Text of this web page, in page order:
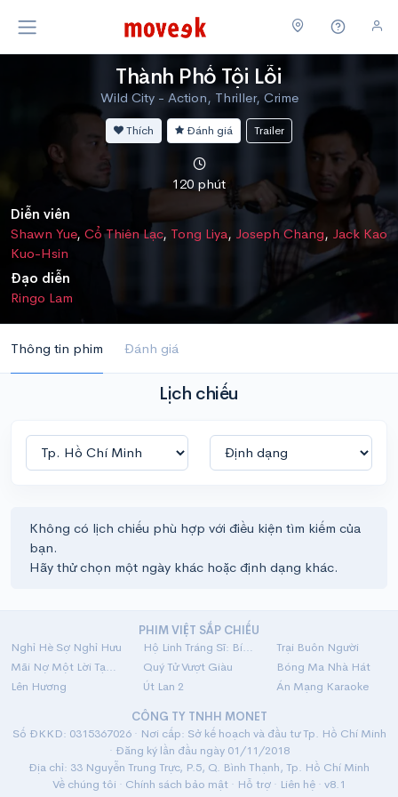
Thành Phố Tội Lỗi
Wild City - Action, Thriller, Crime
Thích Đánh giá Trailer
120 phút
Diễn viên
Shawn Yue, Cổ Thiên Lạc, Tong Liya, Joseph Chang, Jack Kao
Kuo-Hsin
Đạo diễn
Ringo Lam
Thông tin phim Đánh giá
Lịch chiếu
Không có lịch chiếu phù hợp với điều kiện tìm kiếm của
bạn.
Hãy thử chọn một ngày khác hoặc định dạng khác.
PHIM VIỆT SẮP CHIẾU
Nghỉ Hè Sợ Nghỉ Hưu
Hộ Linh Tráng Sĩ: Bí Ẩn Mộ Vua Đinh
Trại Buôn Người
Mãi Nợ Một Lời Tạm Biệt
Quý Tử Vượt Giàu
Bóng Ma Nhà Hát
Lên Hương
Út Lan 2
Án Mạng Karaoke
CÔNG TY TNHH MONET
Số ĐKKD: 0315367026 · Nơi cấp: Sở kế hoạch và đầu tư Tp. Hồ Chí Minh
· Đăng ký lần đầu ngày 01/11/2018
Địa chỉ: 33 Nguyễn Trung Trực, P.5, Q. Bình Thạnh, Tp. Hồ Chí Minh
Về chúng tôi · Chính sách bảo mật · Hỗ trợ · Liên hệ · v8.1